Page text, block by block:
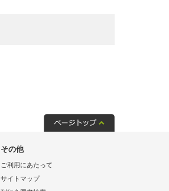
その他
ご利用にあたって
サイトマップ